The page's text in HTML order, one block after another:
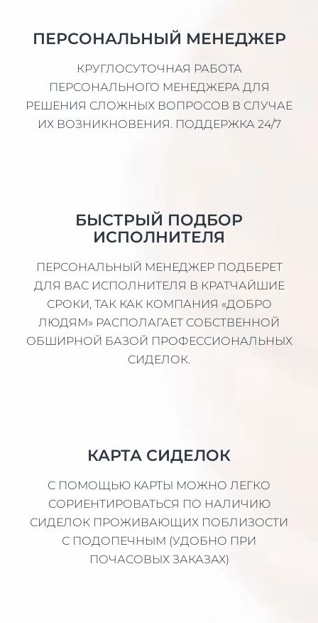
ПЕРСОНАЛЬНЫЙ МЕНЕДЖЕР
КРУГЛОСУТОЧНАЯ РАБОТА
ПЕРСОНАЛЬНОГО МЕНЕДЖЕРА ДЛЯ
РЕШЕНИЯ СЛОЖНЫХ ВОПРОСОВ В СЛУЧАЕ
ИХ ВОЗНИКНОВЕНИЯ. ПОДДЕРЖКА 24/7
БЫСТРЫЙ ПОДБОР
ИСПОЛНИТЕЛЯ
ПЕРСОНАЛЬНЫЙ МЕНЕДЖЕР ПОДБЕРЕТ
ДЛЯ ВАС ИСПОЛНИТЕЛЯ В КРАТЧАЙШИЕ
СРОКИ, ТАК КАК КОМПАНИЯ «ДОБРО
ЛЮДЯМ» РАСПОЛАГАЕТ СОБСТВЕННОЙ
ОБШИРНОЙ БАЗОЙ ПРОФЕССИОНАЛЬНЫХ
СИДЕЛОК.
КАРТА СИДЕЛОК
С ПОМОЩЬЮ КАРТЫ МОЖНО ЛЕГКО
СОРИЕНТИРОВАТЬСЯ ПО НАЛИЧИЮ
СИДЕЛОК ПРОЖИВАЮЩИХ ПОБЛИЗОСТИ
С ПОДОПЕЧНЫМ (УДОБНО ПРИ
ПОЧАСОВЫХ ЗАКАЗАХ)